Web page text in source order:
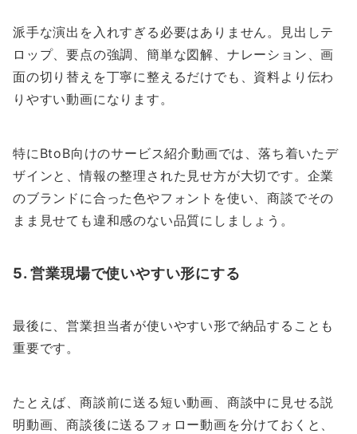
派手な演出を入れすぎる必要はありません。見出しテ
ロップ、要点の強調、簡単な図解、ナレーション、画
面の切り替えを丁寧に整えるだけでも、資料より伝わ
りやすい動画になります。
特にBtoB向けのサービス紹介動画では、落ち着いたデ
ザインと、情報の整理された見せ方が大切です。企業
のブランドに合った色やフォントを使い、商談でその
まま見せても違和感のない品質にしましょう。
5. 営業現場で使いやすい形にする
最後に、営業担当者が使いやすい形で納品することも
重要です。
たとえば、商談前に送る短い動画、商談中に見せる説
明動画、商談後に送るフォロー動画を分けておくと、